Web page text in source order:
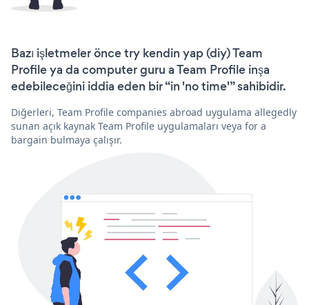
Bazı işletmeler önce try kendin yap (diy) Team
Profile ya da computer guru a Team Profile inşa
edebileceğini iddia eden bir “in 'no time'” sahibidir.
Diğerleri, Team Profile companies abroad uygulama allegedly
sunan açık kaynak Team Profile uygulamaları veya for a
bargain bulmaya çalışır.